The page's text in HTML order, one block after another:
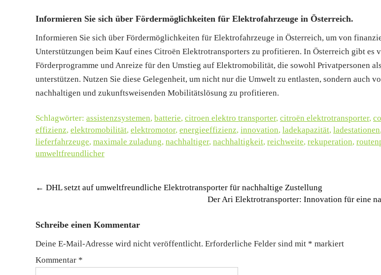
Informieren Sie sich über Fördermöglichkeiten für Elektrofahrzeuge in Österreich.
Informieren Sie sich über Fördermöglichkeiten für Elektrofahrzeuge in Österreich, um von
Unterstützungen beim Kauf eines Citroën Elektrotransporters zu profitieren. In Österreich gibt es
Förderprogramme und Anreize für den Umstieg auf Elektromobilität, die sowohl Privatpersonen
unterstützen. Nutzen Sie diese Gelegenheit, um nicht nur die Umwelt zu entlasten, sondern auch
nachhaltigen und zukunftsweisenden Mobilitätslösung zu profitieren.
Schlagwörter: assistenzsystemen, batterie, citroen elektro transporter, citroën elektrotransporter,
effizienz, elektromobilität, elektromotor, energieeffizienz, innovation, ladekapazität, ladestationen,
lieferfahrzeuge, maximale zuladung, nachhaltiger, nachhaltigkeit, reichweite, rekuperation,
umweltfreundlicher
Post
← DHL setzt auf umweltfreundliche Elektrotransporter für nachhaltige Zustellung
Der Ari Elektrotransporter: Innovation für eine
Schreibe einen Kommentar
Deine E-Mail-Adresse wird nicht veröffentlicht. Erforderliche Felder sind mit * markiert
Kommentar *